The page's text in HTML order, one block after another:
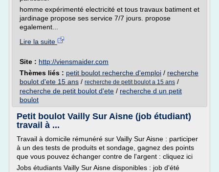
homme expérimenté electricité et tous travaux batiment et
jardinage propose ses service 7/7 jours. propose
egalement...
Lire la suite
Site : http://viensmaider.com
Thèmes liés : petit boulot recherche d'emploi / recherche
boulot d'ete 15 ans / recherche de petit boulot a 15 ans /
recherche de petit boulot d'ete / recherche d un petit
boulot
Petit boulot Vailly Sur Aisne (job étudiant)
travail à ...
Travail à domicile rémunéré sur Vailly Sur Aisne : participer
à un des tests de produits et sondage, gagnez des points
que vous pouvez échanger contre de l'argent : cliquez ici
Jobs étudiants Vailly Sur Aisne disponibles : job d'été